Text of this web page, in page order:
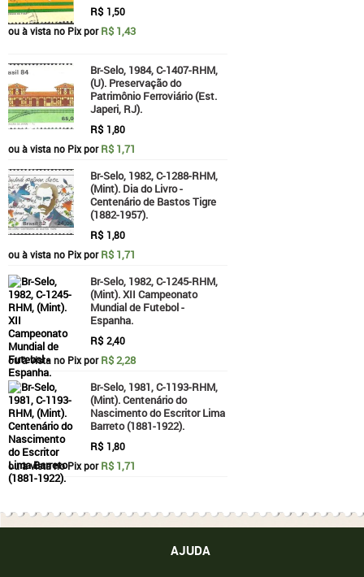
R$ 1,50
ou à vista no Pix porR$ 1,43
Br-Selo, 1984, C-1407-RHM,
(U). Preservação do
Patrimônio Ferroviário (Est.
Japeri, RJ).
R$ 1,80
ou à vista no Pix porR$ 1,71
Br-Selo, 1982, C-1288-RHM,
(Mint). Dia do Livro -
Centenário de Bastos Tigre
(1882-1957).
R$ 1,80
ou à vista no Pix porR$ 1,71
Br-Selo, 1982, C-1245-RHM,
(Mint). XII Campeonato
Mundial de Futebol -
Espanha.
R$ 2,40
ou à vista no Pix porR$ 2,28
Br-Selo, 1981, C-1193-RHM,
(Mint). Centenário do
Nascimento do Escritor Lima
Barreto (1881-1922).
R$ 1,80
ou à vista no Pix porR$ 1,71
AJUDA